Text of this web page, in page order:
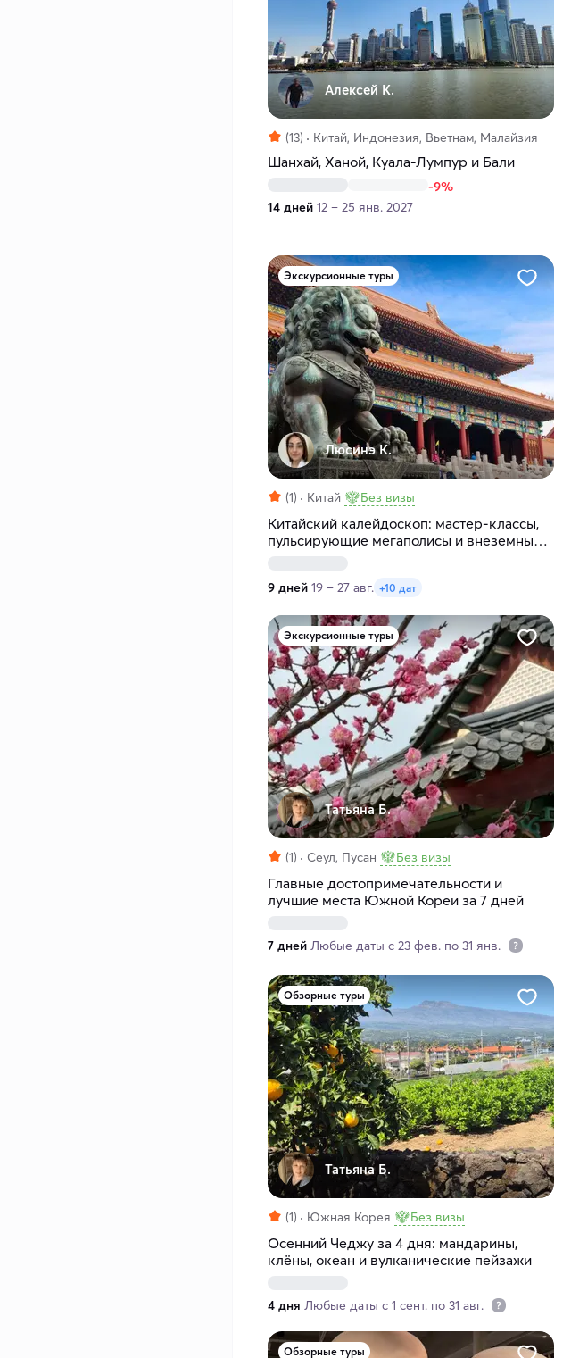
Алексей К.
(13) Китай, Индонезия, Вьетнам, Малайзия
Шанхай, Ханой, Куала-Лумпур и Бали
-9%
14 дней 12 – 25 янв. 2027
Экскурсионные туры
Люсинэ К.
(1) Китай Без визы
Китайский калейдоскоп: мастер-классы,
пульсирующие мегаполисы и внеземные
9 дней 19 – 27 авг. +10 дат
Экскурсионные туры
Татьяна Б.
(1) Сеул, Пусан Без визы
Главные достопримечательности и
лучшие места Южной Кореи за 7 дней
7 дней Любые даты с 23 фев. по 31 янв.
Обзорные туры
Татьяна Б.
(1) Южная Корея Без визы
Осенний Чеджу за 4 дня: мандарины,
клёны, океан и вулканические пейзажи
4 дня Любые даты с 1 сент. по 31 авг.
Обзорные туры